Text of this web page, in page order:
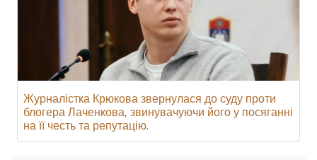
Журналістка Крюкова звернулася до суду проти
блогера Лаченкова, звинувачуючи його у посяганні
на її честь та репутацію.